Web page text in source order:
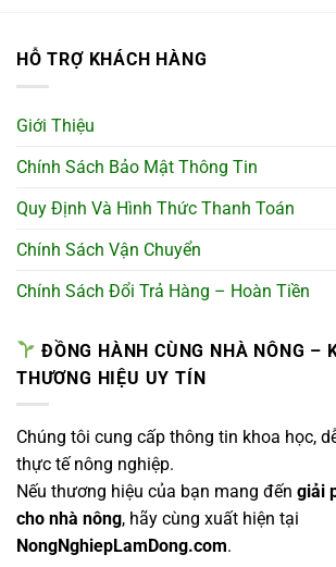
HỖ TRỢ KHÁCH HÀNG
Giới Thiệu
Chính Sách Bảo Mật Thông Tin
Quy Định Và Hình Thức Thanh Toán
Chính Sách Vận Chuyển
Chính Sách Đổi Trả Hàng – Hoàn Tiền
ĐỒNG HÀNH CÙNG NHÀ NÔNG –
THƯƠNG HIỆU UY TÍN
Chúng tôi cung cấp thông tin khoa học,
thực tế nông nghiệp.
Nếu thương hiệu của bạn mang đến giải
cho nhà nông, hãy cùng xuất hiện tại
NongNghiepLamDong.com.